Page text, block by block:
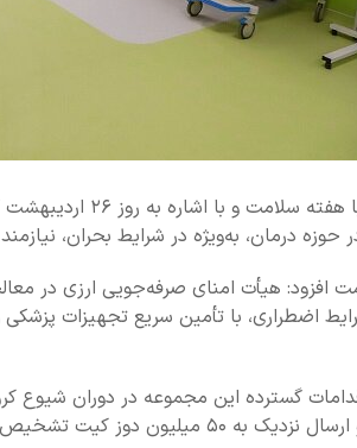
به گزارش خبرگزاری
درمان، به‌ویژه در شرایط بحران،
هیأت امنای صرفه‌جویی ارزی در
با تأمین سریع تجهیزات پزشکی و
گسترده این مجموعه در دوران شیوع